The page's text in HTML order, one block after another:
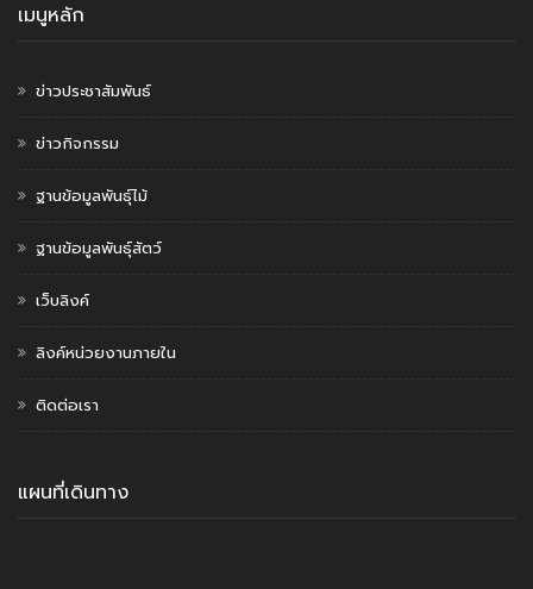
เมนูหลัก
ข่าวประชาสัมพันธ์
ข่าวกิจกรรม
ฐานข้อมูลพันธุ์ไม้
ฐานข้อมูลพันธุ์สัตว์
เว็บลิงค์
ลิงค์หน่วยงานภายใน
ติดต่อเรา
แผนที่เดินทาง